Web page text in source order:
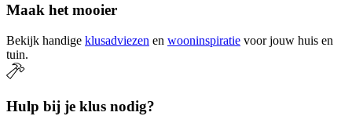
Maak het mooier
Bekijk handige klusadviezen en wooninspiratie voor jouw huis en
tuin.
Hulp bij je klus nodig?